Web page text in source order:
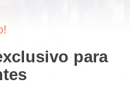
para